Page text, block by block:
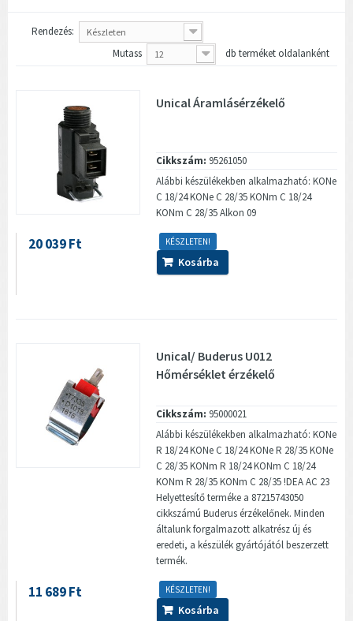
Rendezés: Készleten
Mutass 12 db terméket oldalanként
Unical Áramlásérzékelő
Cikkszám: 95261050
Alábbi készülékekben alkalmazható: KONe
C 18/24 KONe C 28/35 KONm C 18/24
KONm C 28/35 Alkon 09
KÉSZLETEN!
20 039 Ft
Kosárba
Unical/ Buderus U012
Hőmérséklet érzékelő
Cikkszám: 95000021
Alábbi készülékekben alkalmazható: KONe
R 18/24 KONe C 18/24 KONe R 28/35 KONe
C 28/35 KONm R 18/24 KONm C 18/24
KONm R 28/35 KONm C 28/35 !DEA AC 23
Helyettesítő terméke a 87215743050
cikkszámú Buderus érzékelőnek. Minden
általunk forgalmazott alkatrész új és
eredeti, a készülék gyártójától beszerzett
termék.
KÉSZLETEN!
11 689 Ft
Kosárba